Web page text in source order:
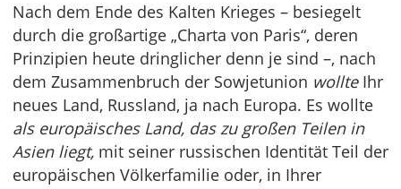
Nach dem Ende des Kalten Krieges – besiegelt
durch die großartige „Charta von Paris“, deren
Prinzipien heute dringlicher denn je sind –, nach
dem Zusammenbruch der Sowjetunion wollteIhr
neues Land, Russland, ja nach Europa. Es wollte
als europäisches Land, das zu großen Teilen in
Asien liegt, mit seiner russischen Identität Teil der
europäischen Völkerfamilie oder, in Ihrer